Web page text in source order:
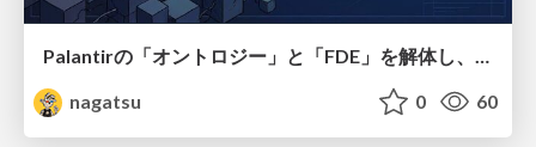
Palantirの「オントロジー」と「FDE」を解体し、オープンアーキテクチャをDIY
nagatsu
0 60